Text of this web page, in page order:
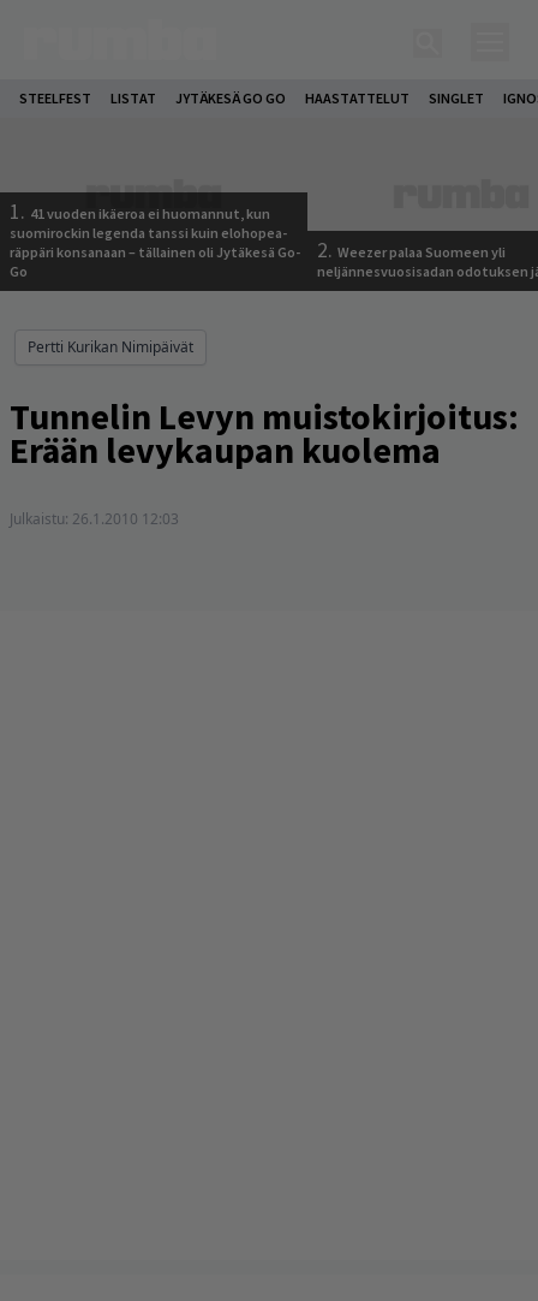
STEELFEST LISTAT JYTÄKESÄ GO GO HAASTATTELUT SINGLET
1. 41 vuoden ikäeroa ei huomannut, kun
suomirockin legenda tanssi kuin elohopea-
räppäri konsanaan – tällainen oli Jytäkesä Go-
Go
2. Weezer palaa Suomeen yli
neljännesvuosisadan odotuksen
Pertti Kurikan Nimipäivät
Tunnelin Levyn muistokirjoitus:
Erään levykaupan kuolema
Julkaistu: 26.1.2010 12:03